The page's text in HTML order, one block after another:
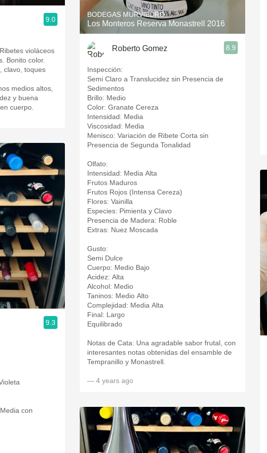
9.0
violáceos
Bonito color.
clavo, toques
medios altos,
y buena
cuerpo.
9.3
con
BODEGAS MURVIEDRO
Los Monteros Reserva Monastrell 2016
Roberto Gomez 8.9
Inspección:
Semi Claro a Translucidez sin Presencia de
Sedimentos
Brillo: Medio
Color: Granate Cereza
Intensidad: Media
Viscosidad: Media
Menisco: Variación de Ribete Corta sin
Presencia de Segunda Tonalidad
Olfato:
Intensidad: Media Alta
Frutos Maduros
Frutos Rojos (Intensa Cereza)
Flores: Vainilla
Especies: Pimienta y Clavo
Presencia de Madera: Roble
Extras: Nuez Moscada
Gusto:
Semi Dulce
Cuerpo: Medio Bajo
Acidez: Alta
Alcohol: Medio
Taninos: Medio Alto
Complejidad: Media Alta
Final: Largo
Equilibrado
Notas de Cata: Una agradable sabor frutal, con
interesantes notas obtenidas del ensamble de
Tempranillo y Monastrell.
— 4 years ago